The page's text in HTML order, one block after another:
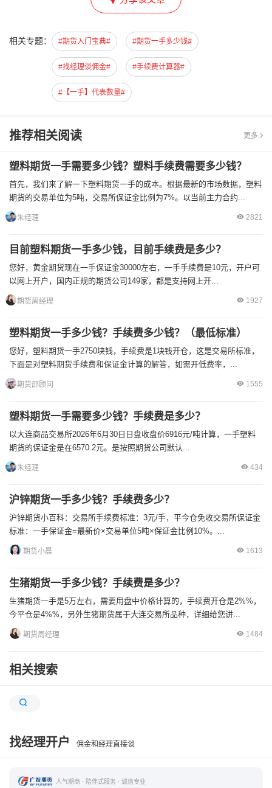
相关专题： #期货入门宝典# #期货一手多少钱#
#找经理谈佣金# #手续费计算器#
#【一手】代表数量#
推荐相关阅读 更多
塑料期货一手需要多少钱？塑料手续费需要多少钱？
首先，我们来了解一下塑料期货一手的成本。根据最新的市场数据，塑料
期货的交易单位为5吨，交易所保证金比例为7%。以当前主力合约...
朱经理 2821
目前塑料期货一手多少钱，目前手续费是多少？
您好，黄金期货现在一手保证金30000左右，一手手续费是10元，开户可
以网上开户，国内正规的期货公司149家，都是支持网上开...
期货周经理 1927
塑料期货一手多少钱？手续费多少钱？（最低标准）
您好，塑料期货一手2750块钱，手续费是1块钱开仓，这是交易所标准，
下面是对塑料期货手续费和保证金计算的解答，如需开低费率，...
期货邵顾问 1555
塑料期货一手需要多少钱？手续费是多少？
以大连商品交易所2026年6月30日日盘收盘价6916元/吨计算，一手塑料
期货的保证金是在6570.2元。是按照期货公司默认...
朱经理 434
沪锌期货一手多少钱？手续费多少？
沪锌期货小百科：交易所手续费标准：3元/手，平今仓免收交易所保证金
标准：一手保证金=最新价×交易单位5吨×保证金比例10%。...
期货小晨 1613
生猪期货一手多少钱？手续费是多少？
生猪期货一手是5万左右，需要用盘中价格计算的，手续费开仓是2%%，
今平仓是4%%，另外生猪期货属于大连交易所品种，详细给您讲...
期货周经理 1484
相关搜索
找经理开户 佣金和经理直接谈
人气期商 · 陪伴式服务 · 诚信专业